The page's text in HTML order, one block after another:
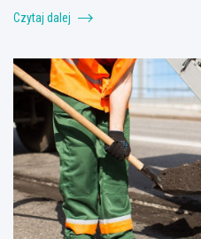
Czytaj dalej